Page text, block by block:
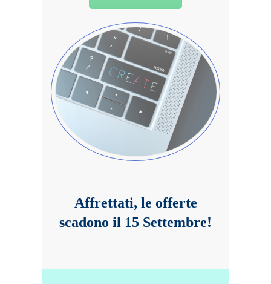
Affrettati, le offerte
scadono il 15 Settembre!